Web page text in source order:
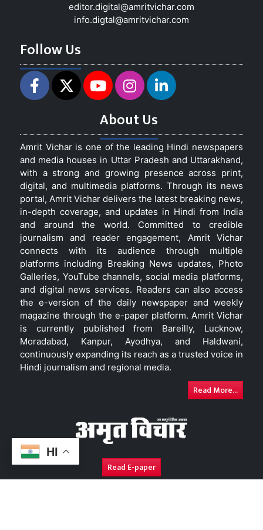
HI
editor.digital@amritvichar.com
info.digtal@amritvichar.com
Follow Us
About Us
Amrit Vichar is one of the leading Hindi newspapers
and media houses in Uttar Pradesh and Uttarakhand,
with a strong and growing presence across print,
digital, and multimedia platforms. Through its news
portal, Amrit Vichar delivers the latest breaking news,
in-depth coverage, and updates in Hindi from India
and around the world. Committed to credible
journalism and reader engagement, Amrit Vichar
connects with its audience through multiple
platforms including Breaking News updates, Photo
Galleries, YouTube channels, social media platforms,
and digital news services. Readers can also access
the e-version of the daily newspaper and weekly
magazine through the e-paper platform. Amrit Vichar
is currently published from Bareilly, Lucknow,
Moradabad, Kanpur, Ayodhya, and Haldwani,
continuously expanding its reach as a trusted voice in
Hindi journalism and regional media.
Read More...
Read E-paper